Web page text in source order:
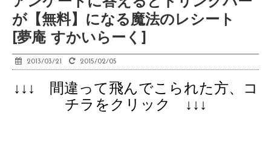
が【無料】になる魔法のレシート
[夢庵 すかいらーく]
2013/03/21 2015/02/05
↓↓↓ 間違って飛んでこられた方、コ
チラをクリック ↓↓↓